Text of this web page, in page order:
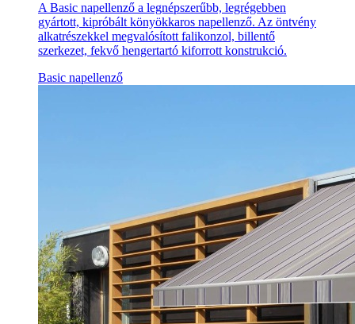
A Basic napellenző a legnépszerűbb, legrégebben
gyártott, kipróbált könyökkaros napellenző. Az öntvény
alkatrészekkel megvalósított falikonzol, billentő
szerkezet, fekvő hengertartó kiforrott konstrukció.
Basic napellenző